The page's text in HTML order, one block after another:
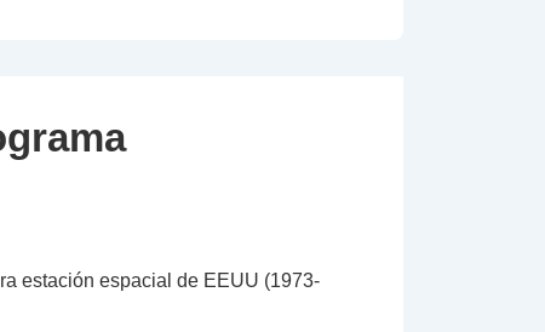
estación espacial de EEUU (1973-